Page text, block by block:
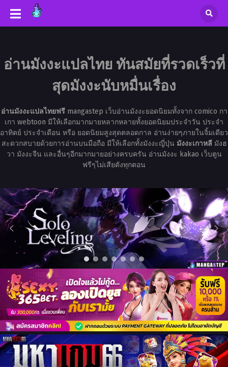
อ่านมังงะแปลไทย ทันสมัยที่รวดเร็วที่
สุดมังงะนับหมื่นเรื่อง
อ่านมังงะแปลไทยฟรีmangastep เว็บอ่านมังงะยอดนิยมทั้งจาก comico กา
เกา webtoon มีให้เลือกมากมายหลากหลายทั้งยอดนิยมประจำวัน ประจำ
อาทิตย์ ประจำเดือน หรือ ยอดนิยมสูงสุดตลอดกาล อ่านง่ายๆภายในจิ้มเดียว
สะดวกสบายด้วยการอ่านบนมือถือ มีให้เลือกทั้งมังงะญี่ปุ่น มังงะเกาหลีมังฮ
วา มังงะจีน และอื่นๆอีกมากมายอย่างครบครัน อ่านมังงะ kakao เว็บตูน
ฟรีๆไม่เสียตังทุกตอน